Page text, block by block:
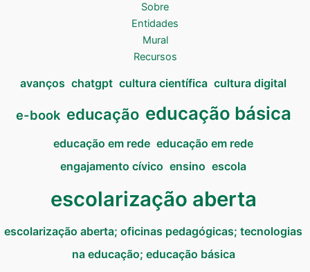
Sobre
Entidades
Mural
Recursos
avanços chatgpt cultura científica cultura digital
e-book educação educação básica
educação em rede educação em rede
engajamento cívico ensino escola
escolarização aberta
escolarização aberta; oficinas pedagógicas; tecnologias
na educação; educação básica